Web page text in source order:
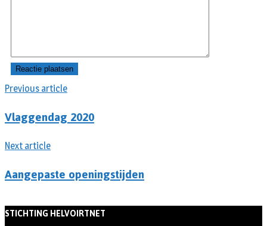
Previous article
Vlaggendag 2020
Next article
Aangepaste openingstijden
STICHTING HELVOIRTNET